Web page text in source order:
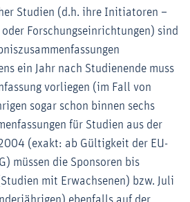
Studien (d.h. ihre Initiatoren –
Forschungseinrichtungen) sind
ein Jahr nach Studienende muss
vorliegen (im Fall von
sogar schon binnen sechs
für Studien aus der
(exakt: ab Gültigkeit der EU-
müssen die Sponsoren bis
mit Erwachsenen) bzw. Juli